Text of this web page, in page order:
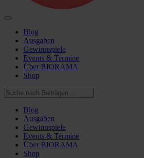
Blog
Ausgaben
Gewinnspiele
Events & Termine
Über BIORAMA
Shop
Blog
Ausgaben
Gewinnspiele
Events & Termine
Über BIORAMA
Shop